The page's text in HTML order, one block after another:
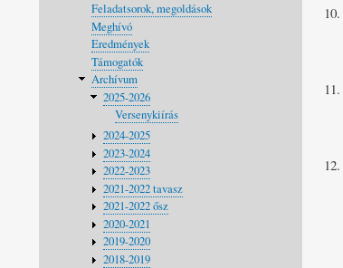
Feladatsorok, megoldások
Meghívó
Eredmények
Támogatók
Archívum
2025-2026
Versenykiírás
2024-2025
2023-2024
2022-2023
2021-2022 tavasz
2021-2022 ősz
2020-2021
2019-2020
2018-2019